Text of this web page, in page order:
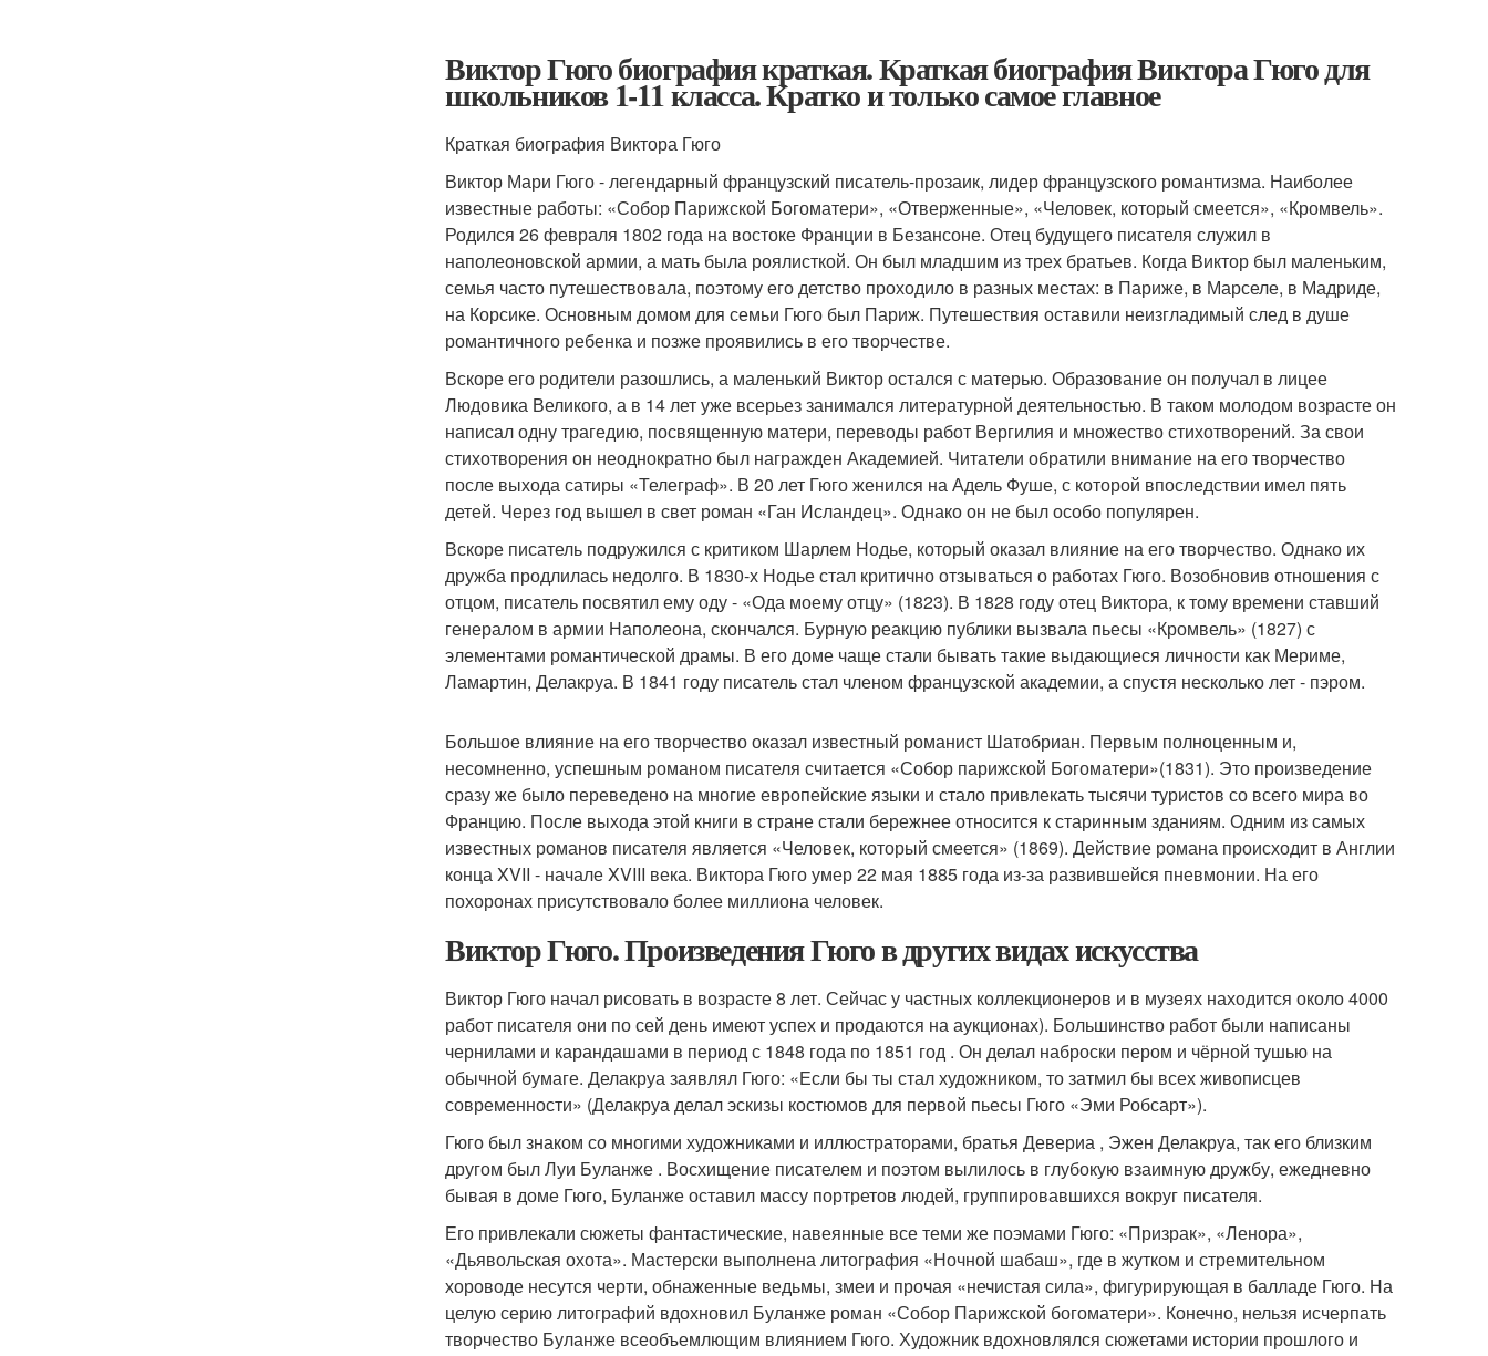
Виктор Гюго биография краткая. Краткая биография Виктора Гюго для
школьников 1-11 класса. Кратко и только самое главное
Краткая биография Виктора Гюго
Виктор Мари Гюго - легендарный французский писатель-прозаик, лидер французского романтизма. Наиболее
известные работы: «Собор Парижской Богоматери», «Отверженные», «Человек, который смеется», «Кромвель».
Родился 26 февраля 1802 года на востоке Франции в Безансоне. Отец будущего писателя служил в
наполеоновской армии, а мать была роялисткой. Он был младшим из трех братьев. Когда Виктор был маленьким,
семья часто путешествовала, поэтому его детство проходило в разных местах: в Париже, в Марселе, в Мадриде,
на Корсике. Основным домом для семьи Гюго был Париж. Путешествия оставили неизгладимый след в душе
романтичного ребенка и позже проявились в его творчестве.
Вскоре его родители разошлись, а маленький Виктор остался с матерью. Образование он получал в лицее
Людовика Великого, а в 14 лет уже всерьез занимался литературной деятельностью. В таком молодом возрасте он
написал одну трагедию, посвященную матери, переводы работ Вергилия и множество стихотворений. За свои
стихотворения он неоднократно был награжден Академией. Читатели обратили внимание на его творчество
после выхода сатиры «Телеграф». В 20 лет Гюго женился на Адель Фуше, с которой впоследствии имел пять
детей. Через год вышел в свет роман «Ган Исландец». Однако он не был особо популярен.
Вскоре писатель подружился с критиком Шарлем Нодье, который оказал влияние на его творчество. Однако их
дружба продлилась недолго. В 1830-х Нодье стал критично отзываться о работах Гюго. Возобновив отношения с
отцом, писатель посвятил ему оду - «Ода моему отцу» (1823). В 1828 году отец Виктора, к тому времени ставший
генералом в армии Наполеона, скончался. Бурную реакцию публики вызвала пьесы «Кромвель» (1827) с
элементами романтической драмы. В его доме чаще стали бывать такие выдающиеся личности как Мериме,
Ламартин, Делакруа. В 1841 году писатель стал членом французской академии, а спустя несколько лет - пэром.
Большое влияние на его творчество оказал известный романист Шатобриан. Первым полноценным и,
несомненно, успешным романом писателя считается «Собор парижской Богоматери»(1831). Это произведение
сразу же было переведено на многие европейские языки и стало привлекать тысячи туристов со всего мира во
Францию. После выхода этой книги в стране стали бережнее относится к старинным зданиям. Одним из самых
известных романов писателя является «Человек, который смеется» (1869). Действие романа происходит в Англии
конца XVII - начале XVIII века. Виктора Гюго умер 22 мая 1885 года из-за развившейся пневмонии. На его
похоронах присутствовало более миллиона человек.
Виктор Гюго. Произведения Гюго в других видах искусства
Виктор Гюго начал рисовать в возрасте 8 лет. Сейчас у частных коллекционеров и в музеях находится около 4000
работ писателя они по сей день имеют успех и продаются на аукционах). Большинство работ были написаны
чернилами и карандашами в период с 1848 года по 1851 год . Он делал наброски пером и чёрной тушью на
обычной бумаге. Делакруа заявлял Гюго: «Если бы ты стал художником, то затмил бы всех живописцев
современности» (Делакруа делал эскизы костюмов для первой пьесы Гюго «Эми Робсарт»).
Гюго был знаком со многими художниками и иллюстраторами, братья Девериа , Эжен Делакруа, так его близким
другом был Луи Буланже . Восхищение писателем и поэтом вылилось в глубокую взаимную дружбу, ежедневно
бывая в доме Гюго, Буланже оставил массу портретов людей, группировавшихся вокруг писателя.
Его привлекали сюжеты фантастические, навеянные все теми же поэмами Гюго: «Призрак», «Ленора»,
«Дьявольская охота». Мастерски выполнена литография «Ночной шабаш», где в жутком и стремительном
хороводе несутся черти, обнаженные ведьмы, змеи и прочая «нечистая сила», фигурирующая в балладе Гюго. На
целую серию литографий вдохновил Буланже роман «Собор Парижской богоматери». Конечно, нельзя исчерпать
творчество Буланже всеобъемлющим влиянием Гюго. Художник вдохновлялся сюжетами истории прошлого и